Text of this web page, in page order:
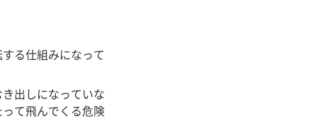
る仕組みになって
出しになっていな
て飛んでくる危険